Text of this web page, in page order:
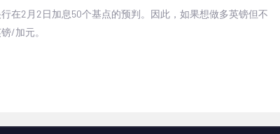
在2 月 2日加息50个基点的预判。因此，如果想做多英镑但不
/加元。